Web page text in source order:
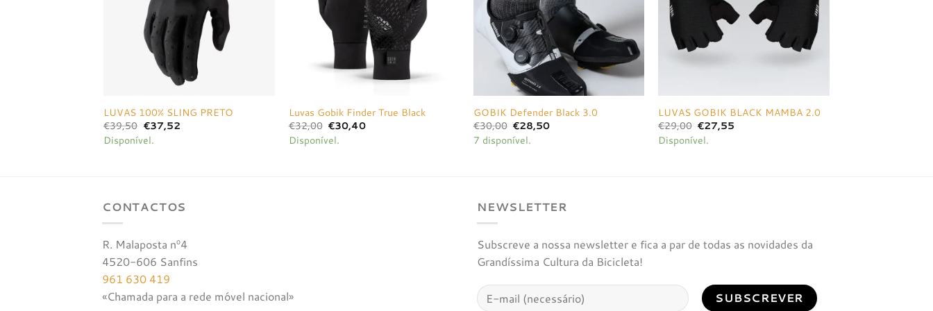
LUVAS 100% SLING PRETO
€39,50 O
preço
original
€37,52O
Disponível.
Luvas Gobik Finder True Black
€32,00 O
preço
original
€30,40O
Disponível.
GOBIK Defender Black 3.0
€30,00 O
preço
original
€28,50O
7 disponível.
LUVAS GOBIK BLACK MAMBA 2.0
€29,00 O
preço
original
€27,55
Disponível.
CONTACTOS
R. Malaposta nº4
4520-606 Sanfins
961 630 419
«Chamada para a rede móvel nacional»
NEWSLETTER
Subscreve a nossa newsletter e fica a par de todas as novidades da
Grandíssima Cultura da Bicicleta!